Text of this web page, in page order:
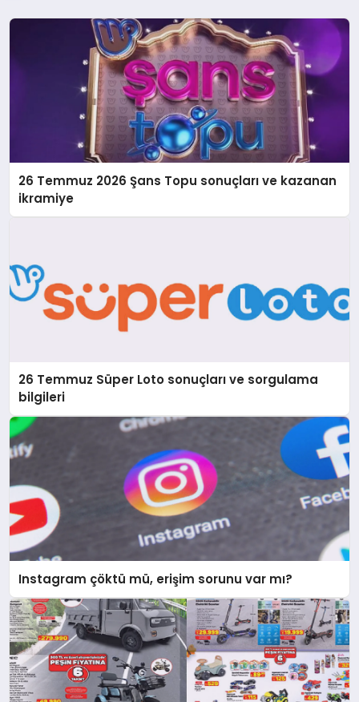
26 Temmuz 2026 Şans Topu sonuçları ve kazanan
ikramiye
26 Temmuz Süper Loto sonuçları ve sorgulama
bilgileri
Instagram çöktü mü, erişim sorunu var mı?